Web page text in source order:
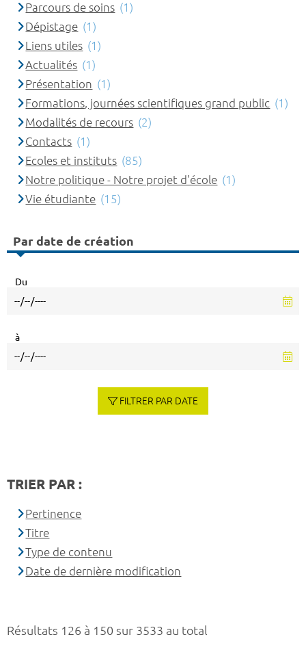
Résultats 126 à 150 sur 3533 au total
Parcours de soins (1)
Dépistage (1)
Liens utiles (1)
Actualités (1)
Présentation (1)
Formations, journées scientifiques grand public (1)
Modalités de recours (2)
Contacts (1)
Ecoles et instituts (85)
Notre politique - Notre projet d'école (1)
Vie étudiante (15)
Par date de création
Du
à
FILTRER PAR DATE
TRIER PAR :
Pertinence
Titre
Type de contenu
Date de dernière modification